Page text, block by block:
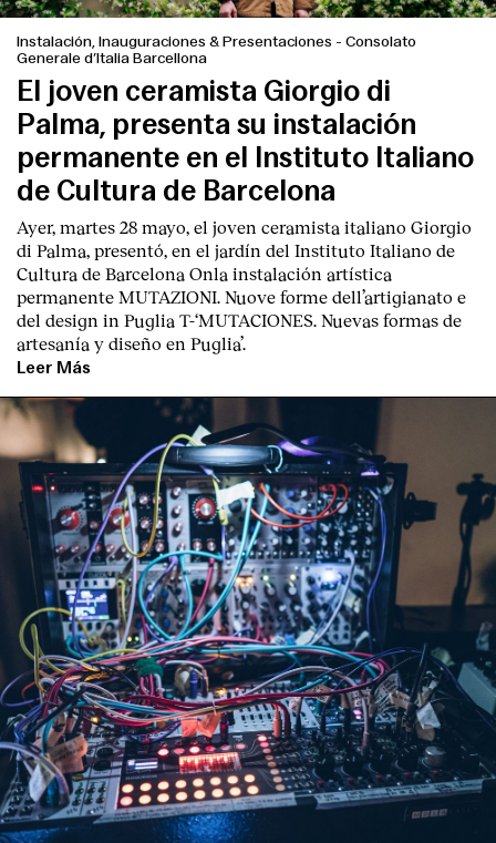
Instalación, Inauguraciones & Presentaciones - Consolato
Generale d’Italia Barcellona
El joven ceramista Giorgio di
Palma, presenta su instalación
permanente en el Instituto Italiano
de Cultura de Barcelona
Ayer, martes 28 mayo, el joven ceramista italiano Giorgio
di Palma , presentó, en el jardín del Instituto Italiano de
Cultura de Barcelona Onla instalación artística
permanente MUTAZIONI. Nuove forme dell’artigianato e
del design in Puglia T-‘MUTACIONES. Nuevas formas de
artesanía y diseño en Puglia’.
Leer Más